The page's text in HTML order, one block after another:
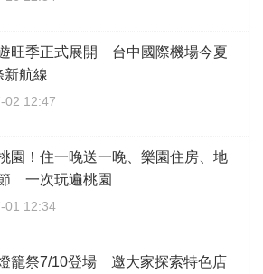
旺季正式展開 台中國際機場今夏
新航線
02 12:47
園！住一晚送一晚、樂園住房、地
一次玩遍桃園
01 12:34
籠祭7/10登場 邀大家探索特色店